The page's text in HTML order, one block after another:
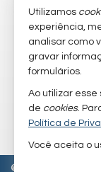
VEJA
©
Utilizamos
experiência,
analisar como
gravar
formulários.
Ao utilizar esse
de cookies.
Política de
Você aceita o